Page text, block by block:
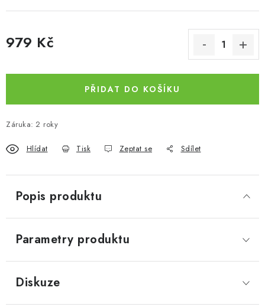
979 Kč
PŘIDAT DO KOŠÍKU
Záruka: 2 roky
Tisk Zeptat se
Hlídat Sdílet
Popis produktu
Parametry produktu
Diskuze